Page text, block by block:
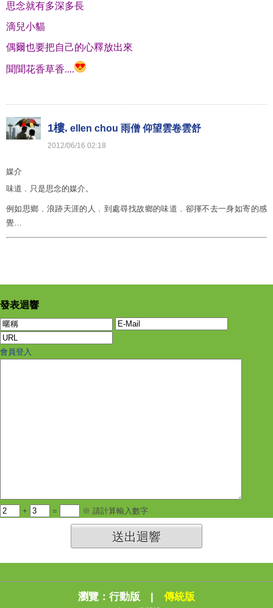
思念就有多深多長
滴兒小貓
偶爾也要把自己的心釋放出來
聞聞花香草香....
1樓. ellen chou 雨僧 仰望雲卷雲舒
2012/06/16 02:18
媒介
味道﹐只是思念的媒介。
例如思鄉﹐浪跡天涯的人﹐到處尋找故鄉的味道﹐卻揮不去一身如寄的感
覺…
發表迴響
會員登入
+ = ※ 請計算輸入數字
送出迴響
瀏覽： 行動版 傳統版